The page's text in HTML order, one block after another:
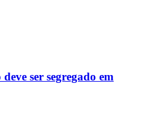
ser segregado em